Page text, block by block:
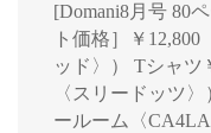
[Domani8月号 80
ト価格］￥
ッド〉） Tシャツ
〈スリードッツ
ールーム〈